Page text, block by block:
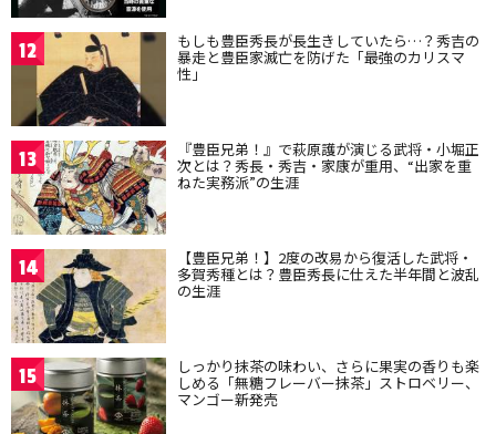
12 もしも豊臣秀長が長生きしていたら…？秀吉の
暴走と豊臣家滅亡を防げた「最強のカリスマ
性」
13 『豊臣兄弟！』で萩原護が演じる武将・小堀正
次とは？秀長・秀吉・家康が重用、“出家を重
ねた実務派”の生涯
14 【豊臣兄弟！】2度の改易から復活した武将・
多賀秀種とは？豊臣秀長に仕えた半年間と波乱
の生涯
15 しっかり抹茶の味わい、さらに果実の香りも楽
しめる「無糖フレーバー抹茶」ストロベリー、
マンゴー新発売